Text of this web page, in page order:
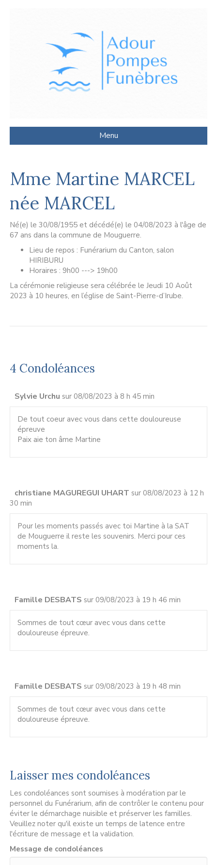
Menu
Mme Martine MARCEL
née MARCEL
Né(e) le 30/08/1955 et décédé(e) le 04/08/2023 à l'âge de
67 ans dans la commune de Mouguerre.
Lieu de repos : Funérarium du Canton, salon
HIRIBURU
Horaires : 9h00 ---> 19h00
La cérémonie religieuse sera célébrée le Jeudi 10 Août
2023 à 10 heures, en l’église de Saint-Pierre-d’Irube.
4 Condoléances
Sylvie Urchu sur 08/08/2023 à 8 h 45 min
De tout coeur avec vous dans cette douloureuse
épreuve
Paix aie ton âme Martine
christiane MAGUREGUI UHART sur 08/08/2023 à 12 h
30 min
Pour les moments passés avec toi Martine à la SAT
de Mouguerre il reste les souvenirs. Merci pour ces
moments la.
Famille DESBATS sur 09/08/2023 à 19 h 46 min
Sommes de tout cœur avec vous dans cette
douloureuse épreuve.
Famille DESBATS sur 09/08/2023 à 19 h 48 min
Sommes de tout cœur avec vous dans cette
douloureuse épreuve.
Laisser mes condoléances
Les condoléances sont soumises à modération par le
personnel du Funérarium, afin de contrôler le contenu pour
éviter le démarchage nuisible et préserver les familles.
Veuillez noter qu'il existe un temps de latence entre
l'écriture de message et la validation.
Message de condoléances